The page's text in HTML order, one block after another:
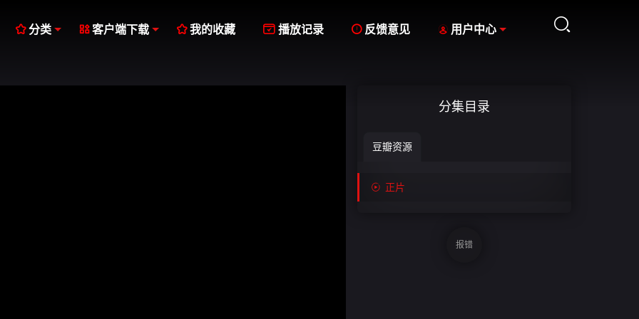

分类 客户端下载 我的收藏  播放记录  反馈意见  用户中心
分集目录
豆瓣资源
 正片
报错